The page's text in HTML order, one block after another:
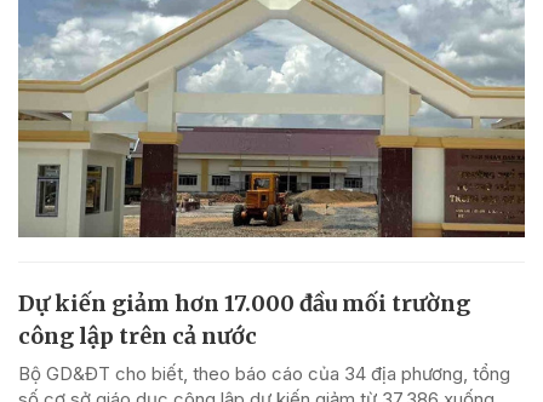
Dự kiến giảm hơn 17.000 đầu mối trường
công lập trên cả nước
Bộ GD&ĐT cho biết, theo báo cáo của 34 địa phương, tổng